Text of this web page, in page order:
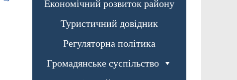
Економічний розвиток району
Туристичний довідник
Регуляторна політика
Громадянське суспільство